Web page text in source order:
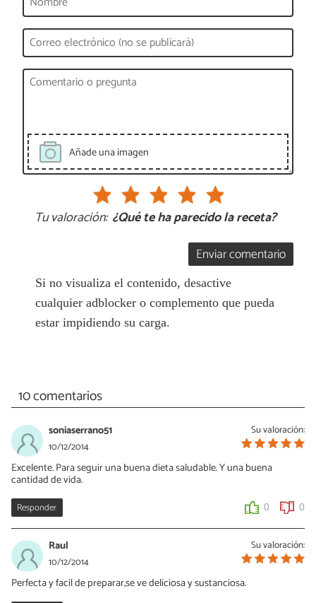
Añade una imagen
Tu valoración: ¿Qué te ha parecido la receta?
Enviar comentario
Si no visualiza el contenido, desactive
cualquier adblocker o complemento que pueda
estar impidiendo su carga.
10 comentarios
Su valoración:
soniaserrano51
10/12/2014
Excelente. Para seguir una buena dieta saludable. Y una buena
cantidad de vida.
Responder 0 0
Su valoración:
Raul
10/12/2014
Perfecta y facil de preparar,se ve deliciosa y sustanciosa.